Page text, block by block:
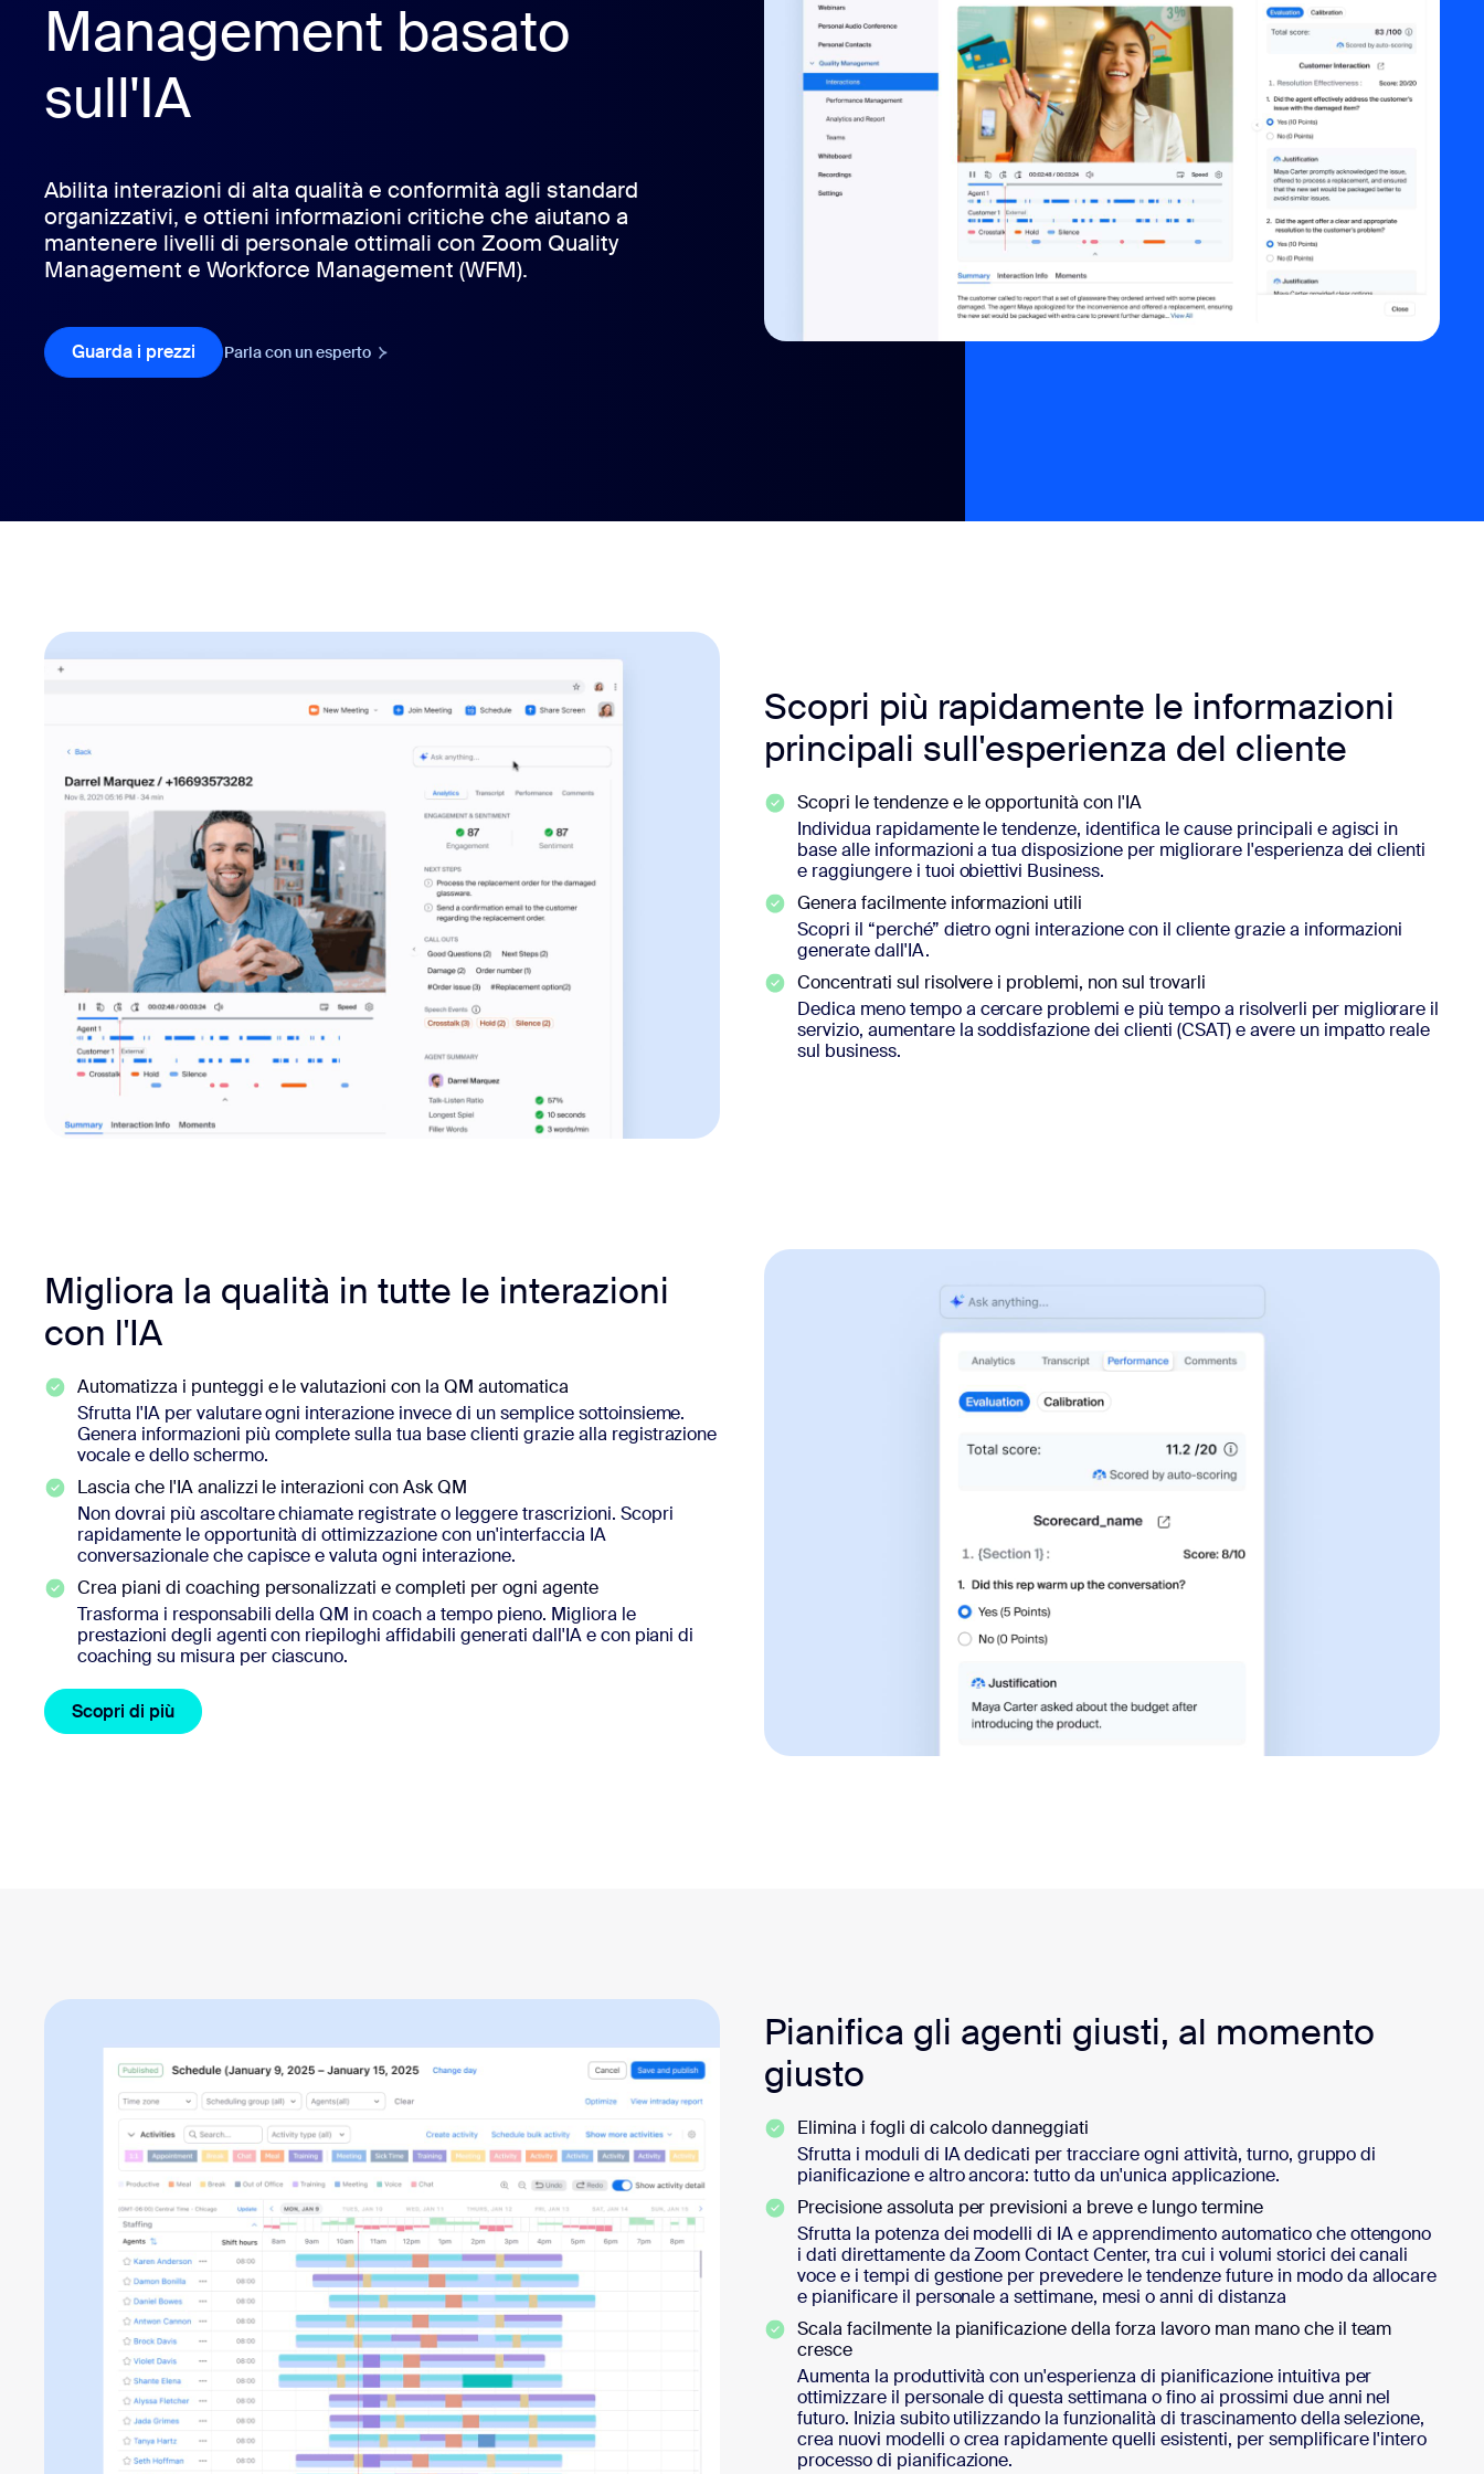
Installa sul desktop
Download center
Management basato
sull'IA
Abilita interazioni di alta qualità e conformità agli standard
organizzativi, e ottieni informazioni critiche che aiutano a
mantenere livelli di personale ottimali con Zoom Quality
Management e Workforce Management (WFM).
Guarda i prezzi Guarda i prezzi
Parla con un esperto Parla con un esperto
Scopri più rapidamente le informazioni
principali sull'esperienza del cliente
Scopri le tendenze e le opportunità con l'IA
Individua rapidamente le tendenze, identifica le cause principali e agisci in
base alle informazioni a tua disposizione per migliorare l'esperienza dei clienti
e raggiungere i tuoi obiettivi Business.
Genera facilmente informazioni utili
Scopri il “perché” dietro ogni interazione con il cliente grazie a informazioni
generate dall'IA.
Concentrati sul risolvere i problemi, non sul trovarli
Dedica meno tempo a cercare problemi e più tempo a risolverli per migliorare il
servizio, aumentare la soddisfazione dei clienti (CSAT) e avere un impatto reale
sul business.
Migliora la qualità in tutte le interazioni
con l'IA
Automatizza i punteggi e le valutazioni con la QM automatica
Sfrutta l'IA per valutare ogni interazione invece di un semplice sottoinsieme.
Genera informazioni più complete sulla tua base clienti grazie alla registrazione
vocale e dello schermo.
Lascia che l'IA analizzi le interazioni con Ask QM
Non dovrai più ascoltare chiamate registrate o leggere trascrizioni. Scopri
rapidamente le opportunità di ottimizzazione con un'interfaccia IA
conversazionale che capisce e valuta ogni interazione.
Crea piani di coaching personalizzati e completi per ogni agente
Trasforma i responsabili della QM in coach a tempo pieno. Migliora le
prestazioni degli agenti con riepiloghi affidabili generati dall'IA e con piani di
coaching su misura per ciascuno.
Scopri di più Scopri di più
Pianifica gli agenti giusti, al momento
giusto
Elimina i fogli di calcolo danneggiati
Sfrutta i moduli di IA dedicati per tracciare ogni attività, turno, gruppo di
pianificazione e altro ancora: tutto da un'unica applicazione.
Precisione assoluta per previsioni a breve e lungo termine
Sfrutta la potenza dei modelli di IA e apprendimento automatico che ottengono
i dati direttamente da Zoom Contact Center, tra cui i volumi storici dei canali
voce e i tempi di gestione per prevedere le tendenze future in modo da allocare
e pianificare il personale a settimane, mesi o anni di distanza
Scala facilmente la pianificazione della forza lavoro man mano che il team
cresce
Aumenta la produttività con un'esperienza di pianificazione intuitiva per
ottimizzare il personale di questa settimana o fino ai prossimi due anni nel
futuro. Inizia subito utilizzando la funzionalità di trascinamento della selezione,
crea nuovi modelli o crea rapidamente quelli esistenti, per semplificare l'intero
processo di pianificazione.